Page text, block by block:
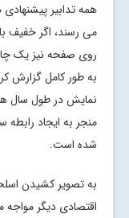
همه تدابیر
می رسند، اگر خفیف
روی صفحه نیز یک
به طور کامل گزارش
نمایش در طول سال
منجر به ایجاد رابطه
شده است.
به تصویر کشیدن